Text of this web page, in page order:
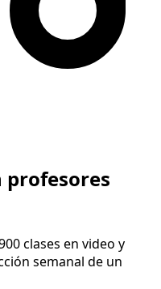
profesores
clases en video y
semanal de un